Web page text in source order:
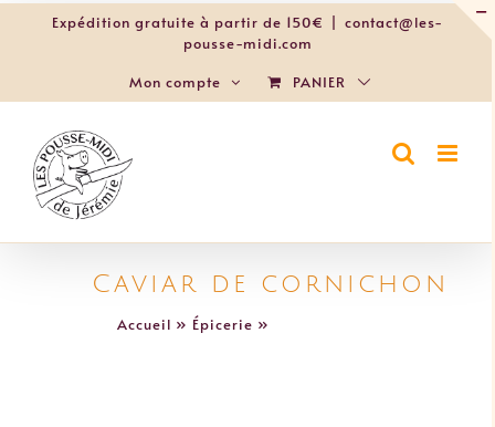
Expédition gratuite à partir de 150€ | contact@les-
pousse-midi.com
Mon compte
PANIER
Caviar de cornichon
Accueil » Épicerie »